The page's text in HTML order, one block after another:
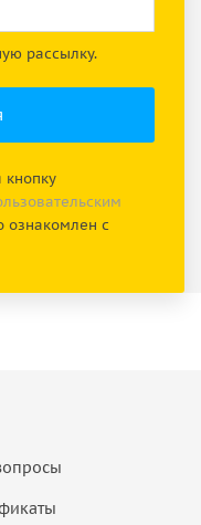
рассылку.
кнопку
ознакомлен с